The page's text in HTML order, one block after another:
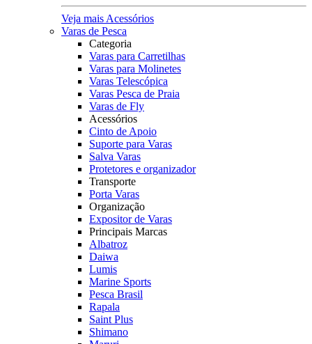
Veja mais Acessórios
Varas de Pesca
Categoria
Varas para Carretilhas
Varas para Molinetes
Varas Telescópica
Varas Pesca de Praia
Varas de Fly
Acessórios
Cinto de Apoio
Suporte para Varas
Salva Varas
Protetores e organizador
Transporte
Porta Varas
Organização
Expositor de Varas
Principais Marcas
Albatroz
Daiwa
Lumis
Marine Sports
Pesca Brasil
Rapala
Saint Plus
Shimano